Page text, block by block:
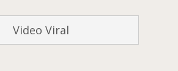
Video Viral